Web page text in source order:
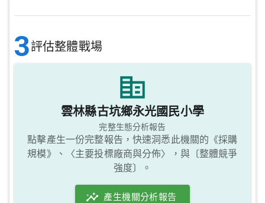
3評估整體戰場
雲林縣古坑鄉永光國民小學
完整生態分析報告
點擊產生一份完整報告，快速洞悉此機關的《採購
規模》、〈主要投標廠商與分佈〉，與〔整體競爭
強度〕。
產生機關分析報告